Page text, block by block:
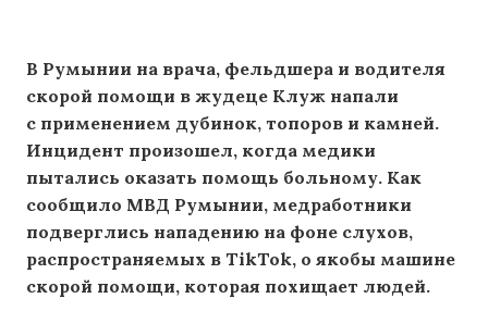
В Румынии на врача, фельдшера и водителя
скорой помощи в жудеце Клуж напали
с применением дубинок, топоров и камней.
Инцидент произошел, когда медики
пытались оказать помощь больному. Как
сообщило МВД Румынии, медработники
подверглись нападению на фоне слухов,
распространяемых в TikTok, о якобы машине
скорой помощи, которая похищает людей.